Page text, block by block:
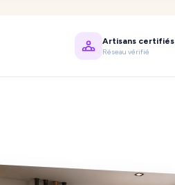
Artisans certifiés
Réseau vérifié